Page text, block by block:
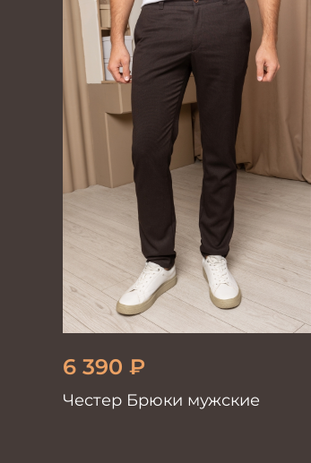
6 390 ₽
Честер Брюки мужские